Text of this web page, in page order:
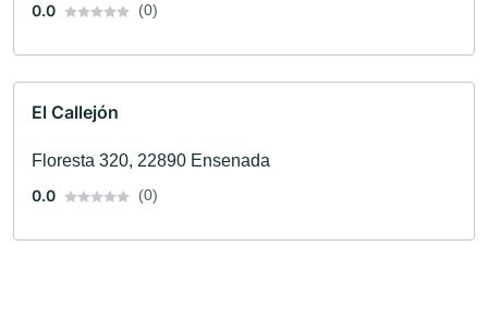
0.0
(0)
El Callejón
Floresta 320, 22890 Ensenada
0.0
(0)